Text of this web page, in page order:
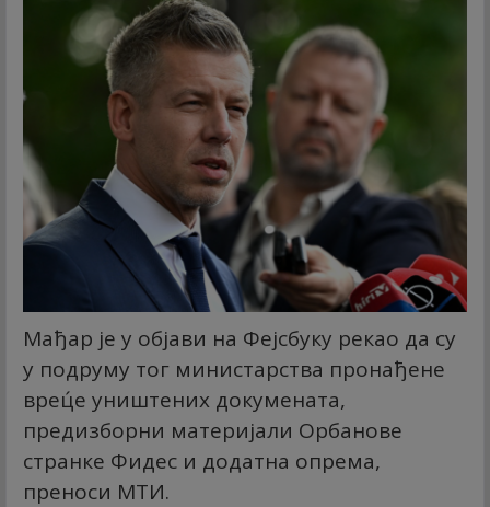
Мађар је у објави на Фејсбуку рекао да су
у подруму тог министарства пронађене
врец́е уништених докумената,
предизборни материјали Орбанове
странке Фидес и додатна опрема,
преноси МТИ.